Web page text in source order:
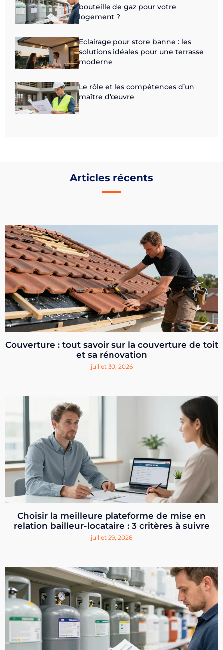
bouteille de gaz pour votre
logement ?
Eclairage pour store banne : les
solutions idéales pour une terrasse
moderne
Le rôle et les compétences d’un
maître d’œuvre
Articles récents
Couverture : tout savoir sur la couverture de toit
et sa rénovation
juillet 30, 2026
Choisir la meilleure plateforme de mise en
relation bailleur-locataire : 3 critères à suivre
juillet 29, 2026